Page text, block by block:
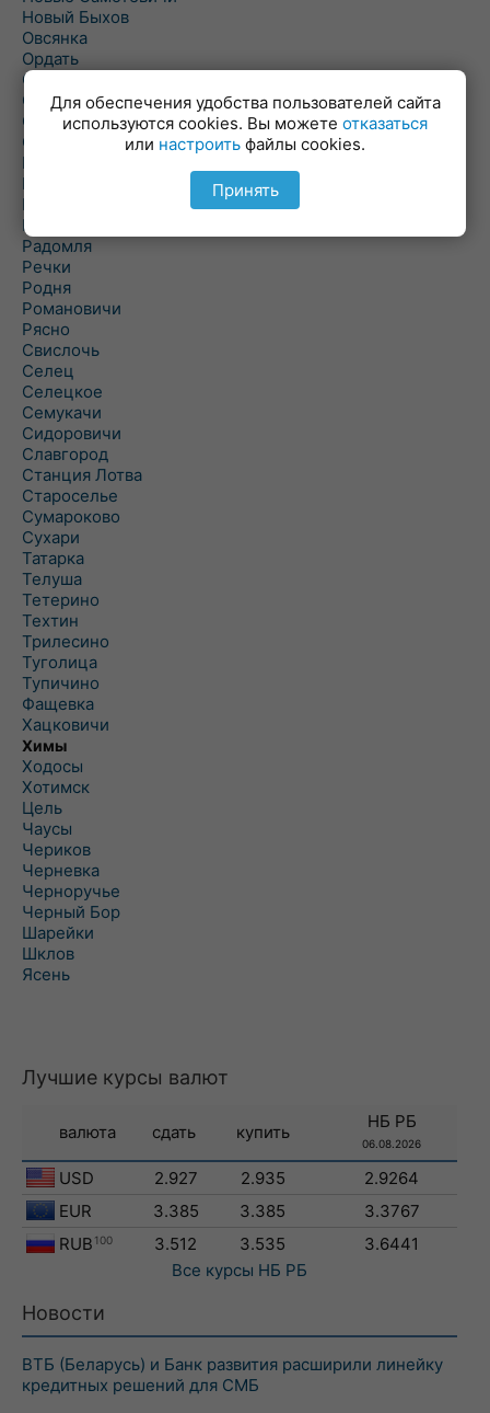
Новый Быхов
Овсянка
Ордать
Ореховка
Осиновка
Осиповичи
Осово
Павловичи
Паршино
Петуховка
Пудовня
Радомля
Речки
Родня
Романовичи
Рясно
Свислочь
Селец
Селецкое
Семукачи
Сидоровичи
Славгород
Станция Лотва
Староселье
Сумароково
Сухари
Татарка
Телуша
Тетерино
Техтин
Трилесино
Туголица
Тупичино
Фащевка
Хацковичи
Химы
Ходосы
Хотимск
Цель
Чаусы
Чериков
Черневка
Черноручье
Черный Бор
Шарейки
Шклов
Ясень
Лучшие курсы валют
валюта сдать купить
НБ РБ
06.08.2026
USD 2.927 2.935
2.9264
EUR
3.385 3.385
3.3767
RUB 100 3.512 3.535
3.6441
Все курсы НБ РБ
Новости
ВТБ (Беларусь) и Банк развития расширили линейку
кредитных решений для СМБ
Для обеспечения удобства пользователей сайта
используются cookies. Вы можете отказаться
или настроить файлы cookies.
Принять